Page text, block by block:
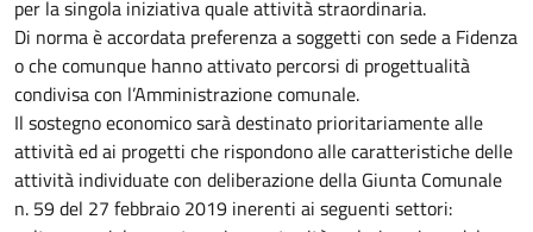
per la singola iniziativa quale attività straordinaria.
Di norma è accordata preferenza a soggetti con sede a Fidenza
o che comunque hanno attivato percorsi di progettualità
condivisa con l’Amministrazione comunale.
Il sostegno economico sarà destinato prioritariamente alle
attività ed ai progetti che rispondono alle caratteristiche delle
attività individuate con deliberazione della Giunta Comunale
n. 59 del 27 febbraio 2019 inerenti ai seguenti settori: